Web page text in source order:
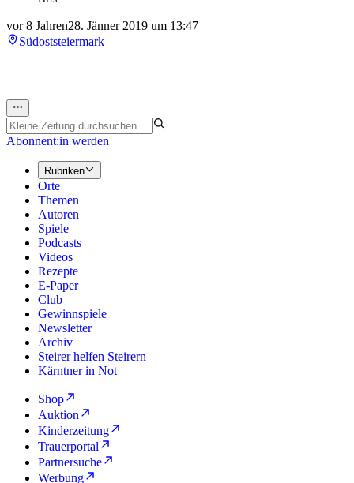
vor 8 Jahren28. Jänner 2019 um 13:47
Südoststeiermark
Abonnent:in werden
Rubriken
Orte
Themen
Autoren
Spiele
Podcasts
Videos
Rezepte
E-Paper
Club
Gewinnspiele
Newsletter
Archiv
Steirer helfen Steirern
Kärntner in Not
Shop
Auktion
Kinderzeitung
Trauerportal
Partnersuche
Werbung